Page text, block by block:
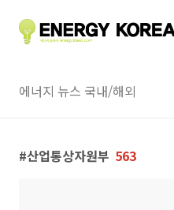
에너지 뉴스 국내/해외
산업통상자원부 563